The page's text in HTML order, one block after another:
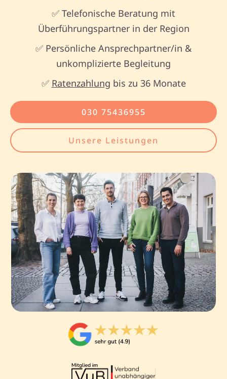
✅ Telefonische Beratung mit
Überführungspartner in der Region
✅ Persönliche Ansprechpartner/in &
unkomplizierte Begleitung
✅ Ratenzahlung bis zu 36 Monate
030 75436955
Unsere Leistungen